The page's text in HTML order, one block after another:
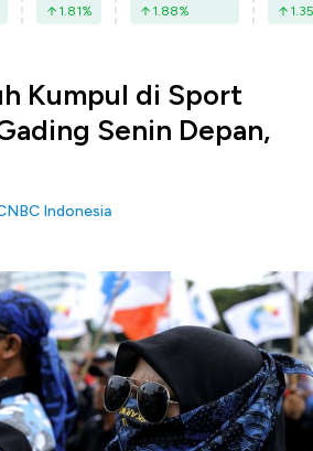
1.81% 1.88% 1.35
Kumpul di Sport
Senin Depan,
Indonesia